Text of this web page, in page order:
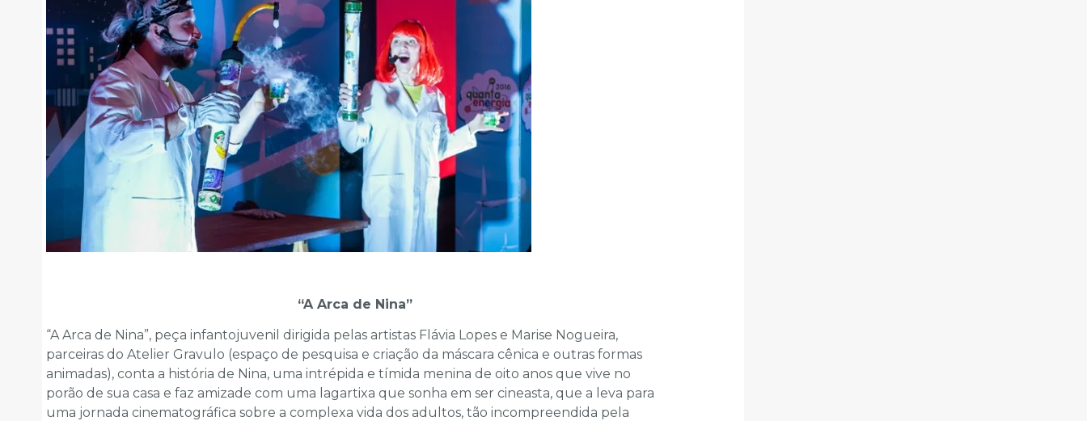
“A Arca de Nina”
“A Arca de Nina”, peça infantojuvenil dirigida pelas artistas Flávia Lopes e Marise Nogueira,
parceiras do Atelier Gravulo (espaço de pesquisa e criação da máscara cênica e outras formas
animadas), conta a história de Nina, uma intrépida e tímida menina de oito anos que vive no
porão de sua casa e faz amizade com uma lagartixa que sonha em ser cineasta, que a leva para
uma jornada cinematográfica sobre a complexa vida dos adultos, tão incompreendida pela